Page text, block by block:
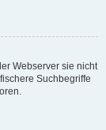
Webserver sie nicht
Suchbegriffe